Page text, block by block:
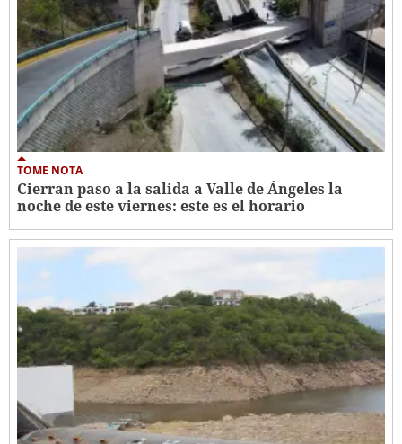
TOME NOTA
Cierran paso a la salida a Valle de Ángeles la
noche de este viernes: este es el horario